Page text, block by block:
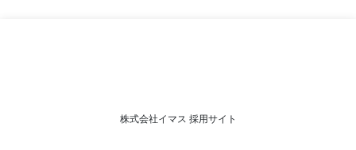
株式会社イマス 採用サイト